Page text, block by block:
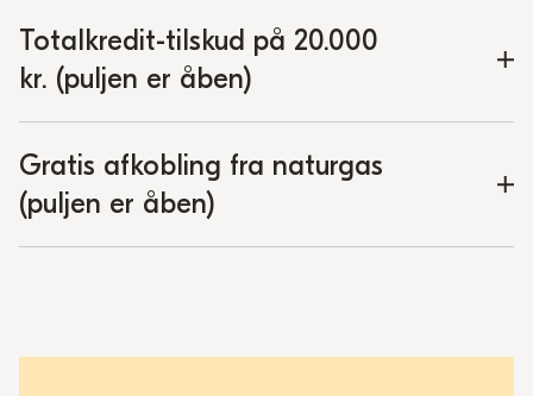
Totalkredit-tilskud på 20.000
kr. (puljen er åben)
Gratis afkobling fra naturgas
(puljen er åben)